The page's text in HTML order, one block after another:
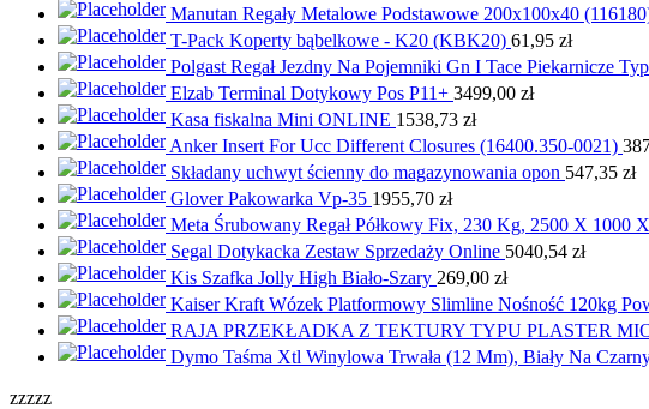
Manutan Regały Metalowe Podstawowe 200x100x40
T-Pack Koperty bąbelkowe - K20 (KBK20) 61,95 zł
Polgast Regał Jezdny Na Pojemniki Gn I Tace Piekarnicze
Elzab Terminal Dotykowy Pos P11+ 3499,00 zł
Kasa fiskalna Mini ONLINE 1538,73 zł
Anker Insert For Ucc Different Closures (16400.350-0021)
Składany uchwyt ścienny do magazynowania opon 547,35 zł
Glover Pakowarka Vp-35 1955,70 zł
Meta Śrubowany Regał Półkowy Fix, 230 Kg, 2500 X 1000
Segal Dotykacka Zestaw Sprzedaży Online 5040,54 zł
Kis Szafka Jolly High Biało-Szary 269,00 zł
Kaiser Kraft Wózek Platformowy Slimline Nośność 120kg
RAJA PRZEKŁADKA Z TEKTURY TYPU PLASTER
Dymo Taśma Xtl Winylowa Trwała (12 Mm), Biały Na
zzzzz